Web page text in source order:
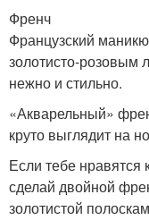
Френч
Французский
золотисто-розовым
нежно и стильно.
«Акварельный»
круто выглядит на
Если тебе нравятся
сделай двойной
золотистой